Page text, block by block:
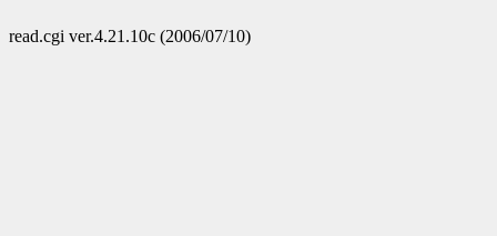
read.cgi ver.4.21.10c (2006/07/10)